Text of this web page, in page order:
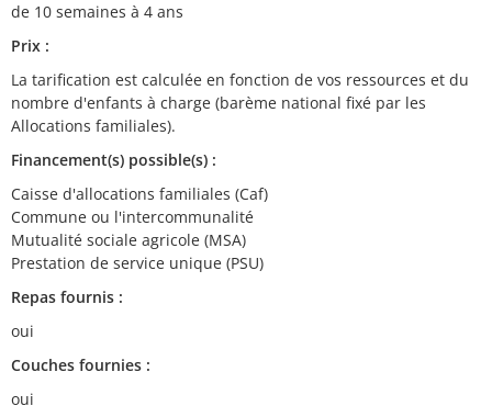
de 10 semaines à 4 ans
Prix :
La tarification est calculée en fonction de vos ressources et du
nombre d'enfants à charge (barème national fixé par les
Allocations familiales).
Financement(s) possible(s) :
Caisse d'allocations familiales (Caf)
Commune ou l'intercommunalité
Mutualité sociale agricole (MSA)
Prestation de service unique (PSU)
Repas fournis :
oui
Couches fournies :
oui